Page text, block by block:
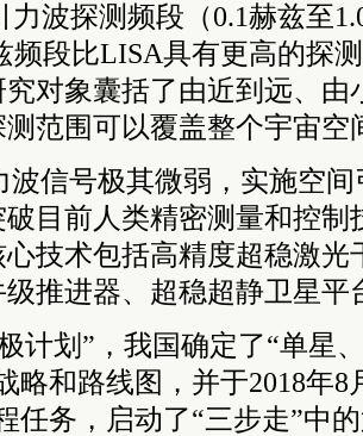
力波探测频段（0.1赫兹至
频段比LISA具有更高的探
究对象囊括了由近到远、由
测范围可以覆盖整个宇宙空
波信号极其微弱，实施空
目前人类精密测量和控制
心技术包括高精度超稳激光
推进器、超稳超静卫星平
计划”，我国确定了“单星
略和路线图，并于2018年8
任务，启动了“三步走”中